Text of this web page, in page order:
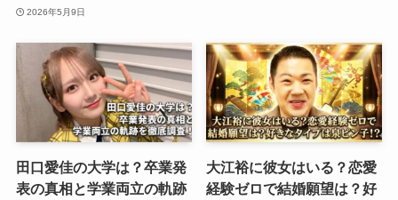
2026年5月9日
田口愛佳の大学は？卒業発
表の真相と学業両立の軌跡
大江裕に彼女はいる？恋愛
経験ゼロで結婚願望は？好